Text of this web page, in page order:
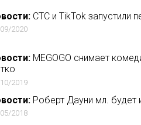
СТС и TikTok запустили
2020
MEGOGO снимает
2019
Роберт Дауни мл. будет
2018